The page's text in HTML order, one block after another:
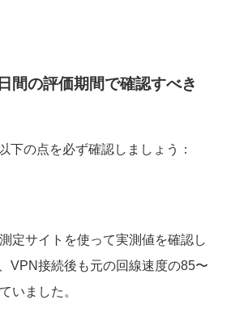
間の評価期間で確認すべき
下の点を必ず確認しましょう：
定サイトを使って実測値を確認し
VPN接続後も元の回線速度の85〜
いました。